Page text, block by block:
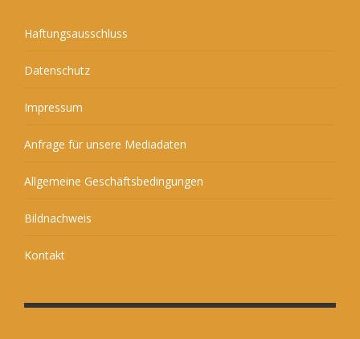
Haftungsausschluss
Datenschutz
Impressum
Anfrage für unsere Mediadaten
Allgemeine Geschäftsbedingungen
Bildnachweis
Kontakt